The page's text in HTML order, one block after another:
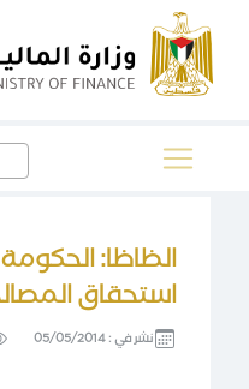
for:
الظاظا:
استحقاق
نشر في :05/05/2014